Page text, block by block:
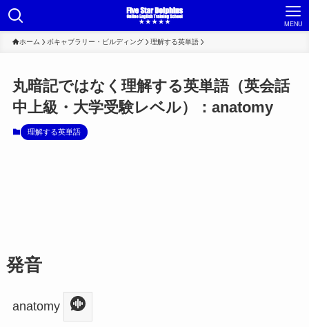
MENU
ホーム ボキャブラリー・ビルディング 理解する英単語
丸暗記ではなく理解する英単語（英会話
中上級・大学受験レベル）：anatomy
理解する英単語
発音
anatomy